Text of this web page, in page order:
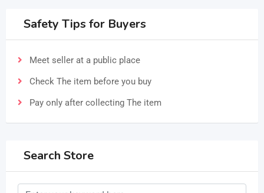
Safety Tips for Buyers
Meet seller at a public place
Check The item before you buy
Pay only after collecting The item
Search Store